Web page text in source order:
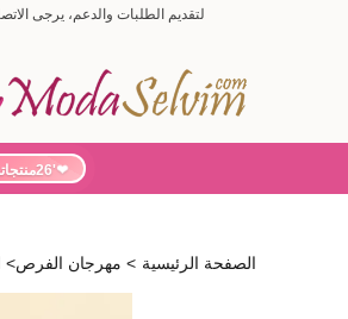
لتقديم الطلبات والدعم، يرجى الاتصال على الرقم 902125505252 (أيام الأسبوع من 9:00
'26منتجاتجديدة
الصفحة الرئيسية > مهرجان الفرص>